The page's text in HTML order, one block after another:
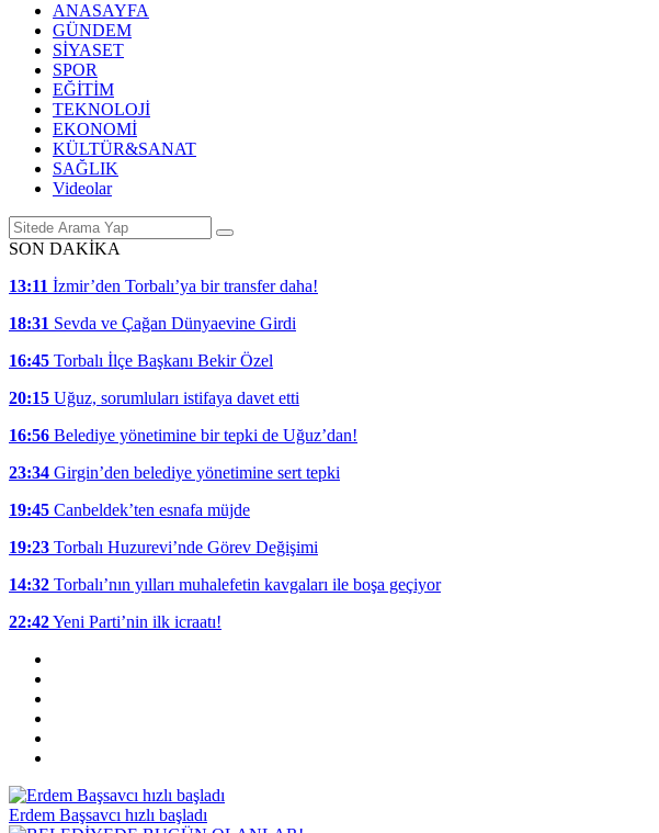
ANASAYFA
GÜNDEM
SİYASET
SPOR
EĞİTİM
TEKNOLOJİ
EKONOMİ
KÜLTÜR&SANAT
SAĞLIK
Videolar
SON DAKİKA
13:11 İzmir’den Torbalı’ya bir transfer daha!
18:31 Sevda ve Çağan Dünyaevine Girdi
16:45 Torbalı İlçe Başkanı Bekir Özel
20:15 Uğuz, sorumluları istifaya davet etti
16:56 Belediye yönetimine bir tepki de Uğuz’dan!
23:34 Girgin’den belediye yönetimine sert tepki
19:45 Canbeldek’ten esnafa müjde
19:23 Torbalı Huzurevi’nde Görev Değişimi
14:32 Torbalı’nın yılları muhalefetin kavgaları ile boşa geçiyor
22:42Yeni Parti’nin ilk icraatı!
Erdem Başsavcı hızlı başladı